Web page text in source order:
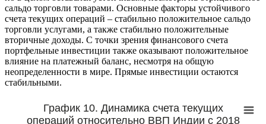
сальдо торговли товарами. Основные факторы устойчивого
счета текущих операций – стабильно положительное сальдо
торговли услугами, а также стабильно положительные
вторичные доходы. С точки зрения финансового счета
портфельные инвестиции также оказывают положительное
влияние на платежный баланс, несмотря на общую
неопределенности в мире. Прямые инвестиции остаются
стабильными.
График 10. Динамика счета текущих
операций относительно ВВП Индии с 2018